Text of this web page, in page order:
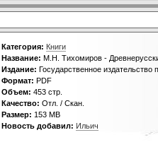
Категория: Книги
Название: М.Н. Тихомиров -
Издание: Государственное издательство
Формат: PDF
Объем: 453 стр.
Качество: Отл. / Скан.
Размер: 153 МВ
Новость добавил: Ильич